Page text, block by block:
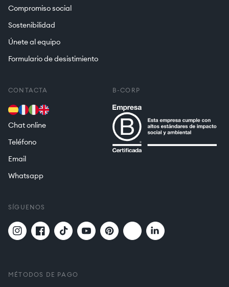
Compromiso social
Sostenibilidad
Únete al equipo
Formulario de desistimiento
CONTACTA
Chat online
Teléfono
Email
Whatsapp
B-CORP
SÍGUENOS
InstagramFacebookTikTok YouTubePinterest Twitter Translation
MÉTODOS DE PAGO